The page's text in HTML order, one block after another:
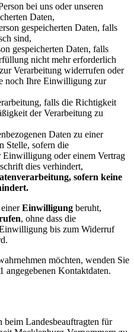
bei uns oder unseren
Daten,
gespeicherten Daten, falls
sind,
gespeicherten Daten, falls
nicht mehr erforderlich
Verarbeitung widerrufen oder
noch Ihre Einwilligung zur
falls die Richtigkeit
der Verarbeitung zu
Daten zu einer
Stelle, sofern die
oder einem Vertrag
dies verhindert,
sofern keine
Einwilligung beruht,
, ohne dass die
bis zum Widerruf
möchten, wenden Sie
angegebenen Kontaktdaten.
beim Landesbeauftragten für